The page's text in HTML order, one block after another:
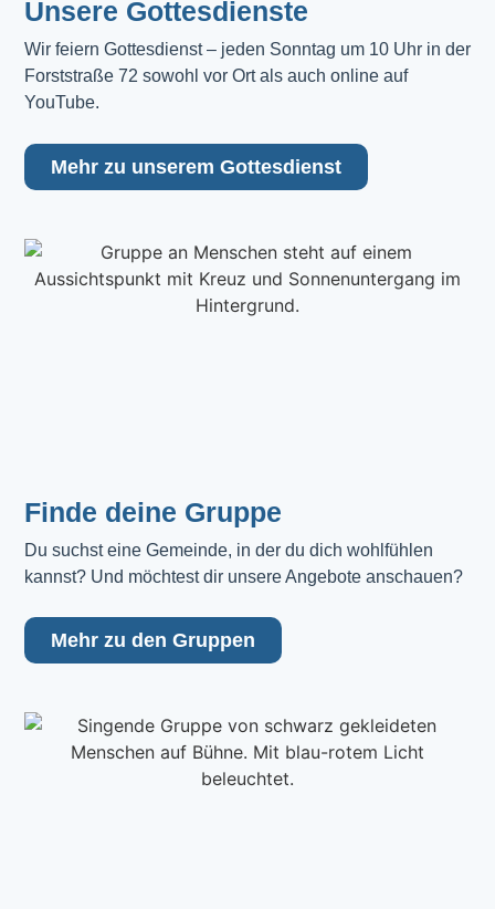
Unsere Gottesdienste
Wir feiern Gottesdienst – jeden Sonntag um 10 Uhr in der
Forststraße 72 sowohl vor Ort als auch online auf
YouTube.
Mehr zu unserem Gottesdienst
Finde deine Gruppe
Du suchst eine Gemeinde, in der du dich wohlfühlen
kannst? Und möchtest dir unsere Angebote anschauen?
Mehr zu den Gruppen